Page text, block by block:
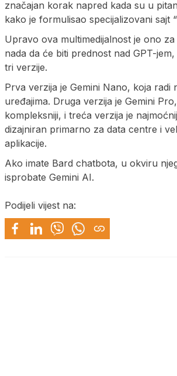
značajan korak napred kada su u
kako je formulisao specijalizovani sajt
Upravo ova multimedijalnost je ono za
nada da će biti prednost nad GPT-
tri verzije.
Prva verzija je Gemini Nano, koja radi
uređajima. Druga verzija je Gemini
kompleksniji, i treća verzija je
dizajniran primarno za data centre i
aplikacije.
Ako imate Bard chatbota, u okviru
isprobate Gemini AI.
Podijeli vijest na: